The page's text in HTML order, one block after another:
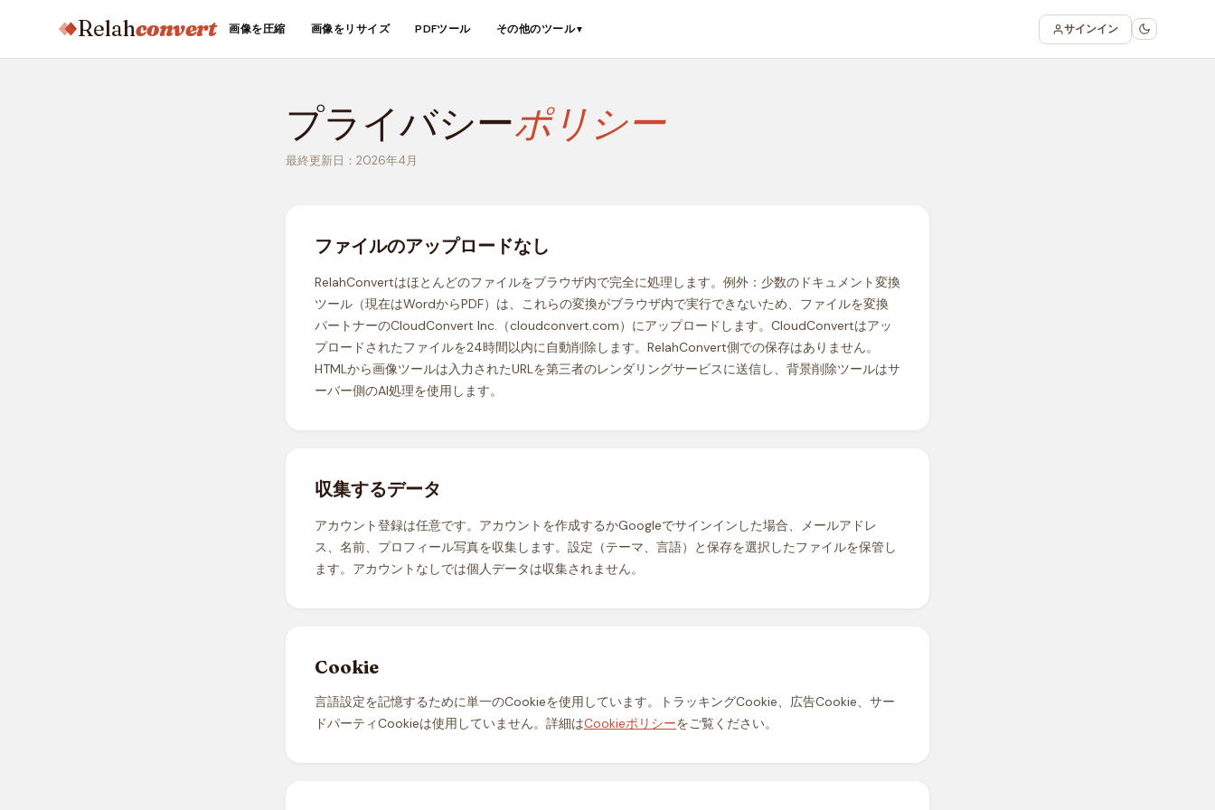
Relahconvert 画像を圧縮 画像をリサイズ PDFツール その他のツール▼ サインイン
プライバシーポリシー
最終更新日：2026年4月
ファイルのアップロードなし
RelahConvertはほとんどのファイルをブラウザ内で完全に処理します。例外：少数のドキュメント変換
ツール（現在はWordからPDF）は、これらの変換がブラウザ内で実行できないため、ファイルを変換
パートナーのCloudConvert Inc.（cloudconvert.com）にアップロードします。CloudConvertはアッ
プロードされたファイルを24時間以内に自動削除します。RelahConvert側での保存はありません。
HTMLから画像ツールは入力されたURLを第三者のレンダリングサービスに送信し、背景削除ツールはサ
ーバー側のAI処理を使用します。
収集するデータ
アカウント登録は任意です。アカウントを作成するかGoogleでサインインした場合、メールアドレ
ス、名前、プロフィール写真を収集します。設定（テーマ、言語）と保存を選択したファイルを保管し
ます。アカウントなしでは個人データは収集されません。
Cookie
言語設定を記憶するために単一のCookieを使用しています。トラッキングCookie、広告Cookie、サー
ドパーティCookieは使用していません。詳細はCookieポリシーをご覧ください。